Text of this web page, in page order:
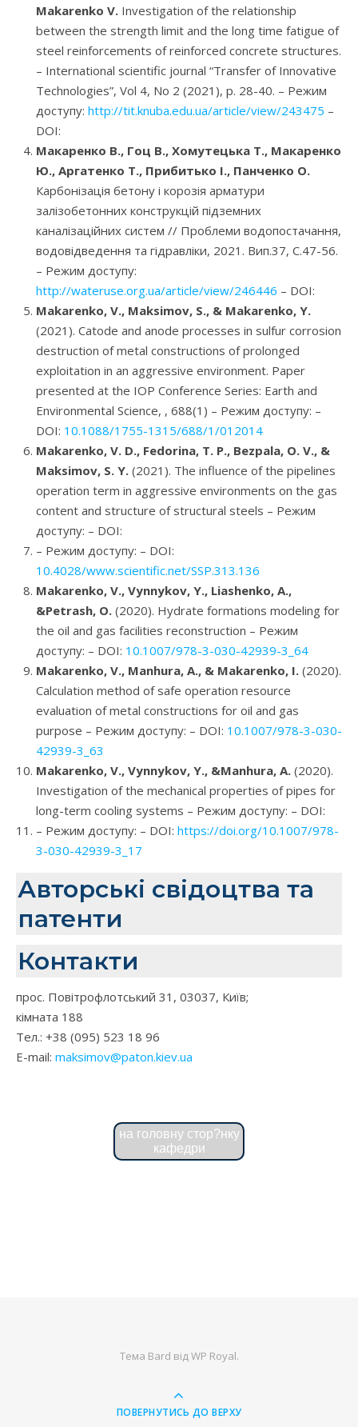
Makarenko V. Investigation of the relationship
between the strength limit and the long time fatigue of
steel reinforcements of reinforced concrete structures.
– International scientific journal “Transfer of Innovative
Technologies”, Vol 4, No 2 (2021), р. 28-40. – Режим
доступу: http://tit.knuba.edu.ua/article/view/243475 –
DOI:
Макаренко В., Гоц В., Хомутецька Т., Макаренко
Ю., Аргатенко Т., Прибитько І., Панченко О.
Карбонізація бетону і корозія арматури
залізобетонних конструкцій підземних
каналізаційних систем // Проблеми водопостачання,
водовідведення та гідравліки, 2021. Вип.37, С.47-56.
– Режим доступу:
http://wateruse.org.ua/article/view/246446 – DOI:
Makarenko, V., Maksimov, S., & Makarenko, Y.
(2021). Catode and anode processes in sulfur corrosion
destruction of metal constructions of prolonged
exploitation in an aggressive environment. Paper
presented at the IOP Conference Series: Earth and
Environmental Science, , 688(1) – Режим доступу: –
DOI: 10.1088/1755-1315/688/1/012014
Makarenko, V. D., Fedorina, T. P., Bezpala, O. V., &
Maksimov, S. Y. (2021). The influence of the pipelines
operation term in aggressive environments on the gas
content and structure of structural steels – Режим
доступу: – DOI:
– Режим доступу: – DOI:
10.4028/www.scientific.net/SSP.313.136
Makarenko, V., Vynnykov, Y., Liashenko, A.,
&Petrash, O. (2020). Hydrate formations modeling for
the oil and gas facilities reconstruction – Режим
доступу: – DOI: 10.1007/978-3-030-42939-3_64
Makarenko, V., Manhura, A., & Makarenko, I. (2020).
Calculation method of safe operation resource
evaluation of metal constructions for oil and gas
purpose – Режим доступу: – DOI: 10.1007/978-3-030-
42939-3_63
Makarenko, V., Vynnykov, Y., &Manhura, A. (2020).
Investigation of the mechanical properties of pipes for
long-term cooling systems – Режим доступу: – DOI:
– Режим доступу: – DOI: https://doi.org/10.1007/978-
3-030-42939-3_17
Авторські свідоцтва та
патенти
Контакти
прос. Повітрофлотський 31, 03037, Київ;
кімната 188
Тел.: +38 (095) 523 18 96
E-mail: maksimov@paton.kiev.ua
на головну стор?нку
кафедри
Тема Bard відWP Royal.
ПОВЕРНУТИСЬ ДО ВЕРХУ